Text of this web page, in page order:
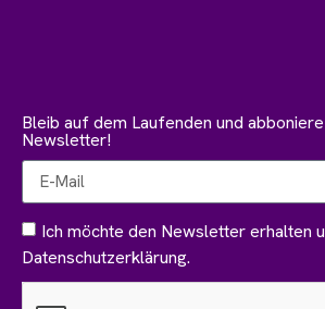
Bleib auf dem Laufenden und
Newsletter!
Ich möchte den Newsletter erhalten
Datenschutzerklärung.